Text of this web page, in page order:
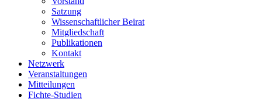
Satzung
Wissenschaftlicher Beirat
Mitgliedschaft
Publikationen
Kontakt
Netzwerk
Veranstaltungen
Mitteilungen
Fichte-Studien